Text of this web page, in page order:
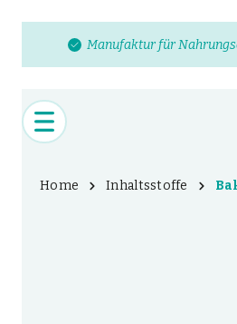
Manufaktur für
Home Inhaltsstoffe